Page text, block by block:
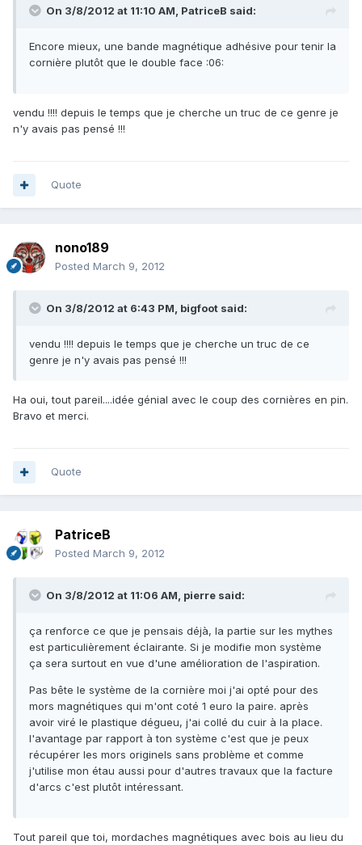
On 3/8/2012 at 11:10 AM, PatriceB said:
Encore mieux, une bande magnétique adhésive pour tenir la
cornière plutôt que le double face :06:
vendu !!!! depuis le temps que je cherche un truc de ce genre je
n'y avais pas pensé !!!
Quote
nono189
Posted March 9, 2012
On 3/8/2012 at 6:43 PM, bigfoot said:
vendu !!!! depuis le temps que je cherche un truc de ce
genre je n'y avais pas pensé !!!
Ha oui, tout pareil....idée génial avec le coup des cornières en pin.
Bravo et merci.
Quote
PatriceB
Posted March 9, 2012
On 3/8/2012 at 11:06 AM, pierre said:
ça renforce ce que je pensais déjà, la partie sur les mythes
est particulièrement éclairante. Si je modifie mon système
ça sera surtout en vue d'une amélioration de l'aspiration.
Pas bête le système de la cornière moi j'ai opté pour des
mors magnétiques qui m'ont coté 1 euro la paire. après
avoir viré le plastique dégueu, j'ai collé du cuir à la place.
l'avantage par rapport à ton système c'est que je peux
récupérer les mors originels sans problème et comme
j'utilise mon étau aussi pour d'autres travaux que la facture
d'arcs c'est plutôt intéressant.
Tout pareil que toi, mordaches magnétiques avec bois au lieu du